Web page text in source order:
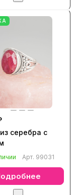
серебра с
Арт. 99031